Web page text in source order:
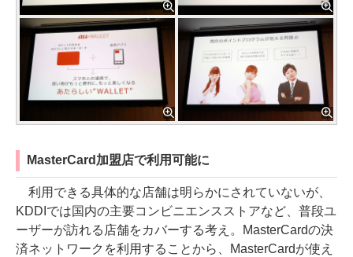
MasterCard加盟店で利用可能に
利用できる具体的な店舗は明らかにされていないが、
KDDIでは国内の主要コンビニエンスストアなど、普段ユ
ーザーが訪れる店舗をカバーする考え。MasterCardの決
済ネットワークを利用することから、MasterCardが使え